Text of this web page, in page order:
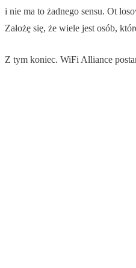
i nie ma to żadnego sensu. Ot
Założę się, że wiele jest osób,
Z tym koniec. WiFi Alliance